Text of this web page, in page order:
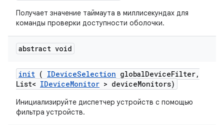
Получает значение таймаута в миллисекундах для
команды проверки доступности оболочки.
abstract void
init ( IDeviceSelection globalDeviceFilter,
List< IDeviceMonitor > deviceMonitors)
Инициализируйте диспетчер устройств с помощью
фильтра устройств.